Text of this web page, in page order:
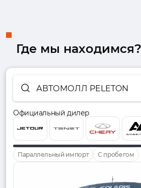
Где мы находимся?
АВТОМОЛЛ PELETON
Официальный дилер
Параллельный импорт С пробегом